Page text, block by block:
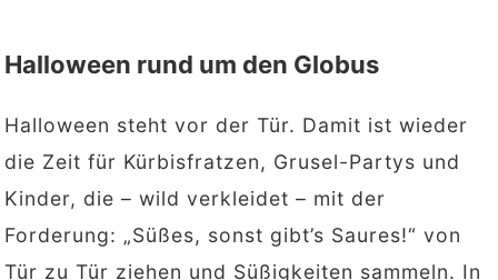
Halloween rund um den Globus
Halloween steht vor der Tür. Damit ist wieder
die Zeit für Kürbisfratzen, Grusel-Partys und
Kinder, die – wild verkleidet – mit der
Forderung: „Süßes, sonst gibt’s Saures!“ von
Tür zu Tür ziehen und Süßigkeiten sammeln. In